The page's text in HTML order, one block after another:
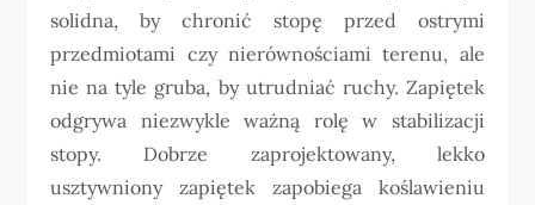
solidna, by chronić stopę przed ostrymi
przedmiotami czy nierównościami terenu, ale
nie na tyle gruba, by utrudniać ruchy. Zapiętek
odgrywa niezwykle ważną rolę w stabilizacji
stopy. Dobrze zaprojektowany, lekko
usztywniony zapiętek zapobiega koślawieniu